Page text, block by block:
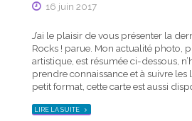
Actualité photo de la mi-
Timor Rocks !
18 octobre 2018
J’ai le plaisir de vous présenter la
Rocks ! parue. Mon actualité photo,
artistique, est résumée ci-dessous,
16 juin 2017
J’ai le plaisir de vous présenter la
Rocks ! parue. Mon actualité photo,
artistique, est résumée ci-dessous,
prendre connaissance et à suivre les
petit format, cette carte est aussi
LIRE LA SUITE"ACTUALITÉ
PHOTO